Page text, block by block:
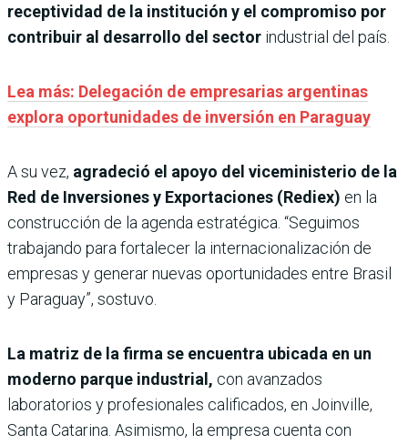
receptividad de la institución y el compromiso por
contribuir al desarrollo del sector industrial del país.
Lea más: Delegación de empresarias argentinas
explora oportunidades de inversión en Paraguay
A su vez, agradeció el apoyo del viceministerio de la
Red de Inversiones y Exportaciones (Rediex) en la
construcción de la agenda estratégica. “Seguimos
trabajando para fortalecer la internacionalización de
empresas y generar nuevas oportunidades entre Brasil
y Paraguay”, sostuvo.
La matriz de la firma se encuentra ubicada en un
moderno parque industrial, con avanzados
laboratorios y profesionales calificados, en Joinville,
Santa Catarina. Asimismo, la empresa cuenta con